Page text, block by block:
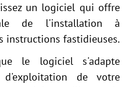
un logiciel qui offre
de l'installation à
instructions fastidieuses.
le logiciel s'adapte
d'exploitation de votre